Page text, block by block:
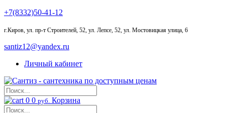
+7(8332)50-41-12
г.Киров, ул. пр-т Строителей, 52, ул. Лепсе, 52, ул. Мостовицкая улица, 6
santiz12@yandex.ru
Личный кабинет
0 0 руб. Корзина